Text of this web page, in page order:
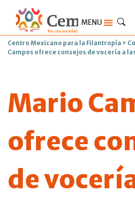
MENU
Centro Mexicano para la Filantropía >
Campos ofrece consejos de vocería a las
Mario
ofrece
de